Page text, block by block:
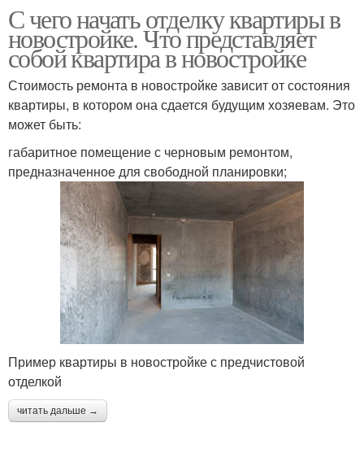
С чего начать отделку квартиры в
новостройке. Что представляет
собой квартира в новостройке
Стоимость ремонта в новостройке зависит от состояния
квартиры, в котором она сдается будущим хозяевам. Это
может быть:
габаритное помещение с черновым ремонтом,
предназначенное для свободной планировки;
Пример квартиры в новостройке с предчистовой
отделкой
читать дальше →